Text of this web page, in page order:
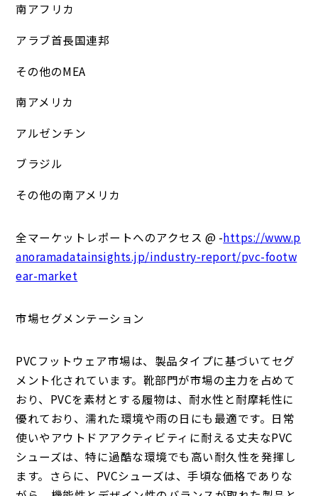
南アフリカ
アラブ首長国連邦
その他のMEA
南アメリカ
アルゼンチン
ブラジル
その他の南アメリカ
全マーケットレポートへのアクセス @ -https://www.p
anoramadatainsights.jp/industry-report/pvc-footw
ear-market
市場セグメンテーション
PVCフットウェア市場は、製品タイプに基づいてセグ
メント化されています。靴部門が市場の主力を占めて
おり、PVCを素材とする履物は、耐水性と耐摩耗性に
優れており、濡れた環境や雨の日にも最適です。日常
使いやアウトドアアクティビティに耐える丈夫なPVC
シューズは、特に過酷な環境でも高い耐久性を発揮し
ます。さらに、PVCシューズは、手頃な価格でありな